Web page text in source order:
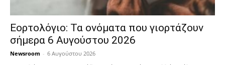
Εορτολόγιο: Τα ονόματα που γιορτάζουν
σήμερα 6 Αυγούστου 2026
Newsroom - 6 Αυγούστου 2026